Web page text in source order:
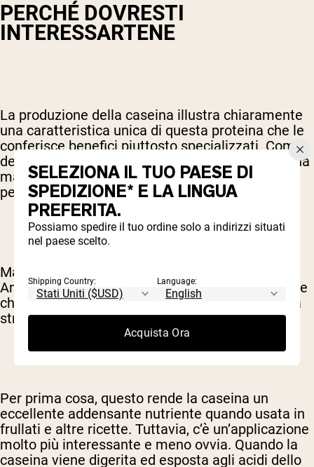
PERCHÉ DOVRESTI
INTERESSARTENE
La produzione della caseina illustra chiaramente
una caratteristica unica di questa proteina che le
conferisce benefici piuttosto specializzati. Come
detto, la caseina tende a coagulare e formare una
massa solida – questa proprietà è ciò che
permette di separarla dal siero di latte.
Ma la caseina fa la stessa cosa nel tuo corpo.
Anche dopo essere stata polverizzata, le proteine
che compongono la caseina amano formare una
struttura gelatinosa.
Per prima cosa, questo rende la caseina un
eccellente addensante nutriente quando usata in
frullati e altre ricette. Tuttavia, c’è un’applicazione
molto più interessante e meno ovvia. Quando la
caseina viene digerita ed esposta agli acidi dello
SELEZIONA IL TUO PAESE DI
SPEDIZIONE* E LA LINGUA
PREFERITA.
Possiamo spedire il tuo ordine solo a indirizzi situati
nel paese scelto.
Shipping Country: Language:
Acquista Ora